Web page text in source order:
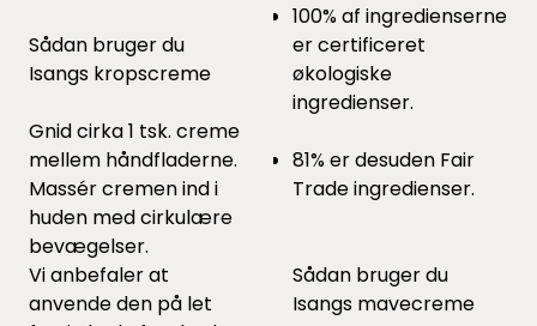
Sådan bruger du
Isangs kropscreme
Gnid cirka 1 tsk. creme
mellem håndfladerne.
Massér cremen ind i
huden med cirkulære
bevægelser.
Vi anbefaler at
anvende den på let
100% af ingredienserne
er certificeret
økologiske
ingredienser.
81% er desuden Fair
Trade ingredienser.
Sådan bruger du
Isangs mavecreme